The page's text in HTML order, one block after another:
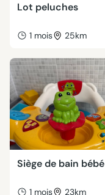
Lot peluches
1 mois 25km
Siège de bain bébé
1 mois 23km